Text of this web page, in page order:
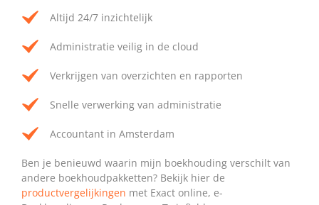
Altijd 24/7 inzichtelijk
Administratie veilig in de cloud
Verkrijgen van overzichten en rapporten
Snelle verwerking van administratie
Accountant in Amsterdam
Ben je benieuwd waarin mijn boekhouding verschilt van
andere boekhoudpakketten? Bekijk hier de
productvergelijkingen met Exact online, e-